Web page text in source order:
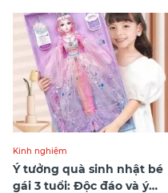
Kinh nghiệm
Ý tưởng quà sinh nhật bé
gái 3 tuổi: Độc đáo và ý